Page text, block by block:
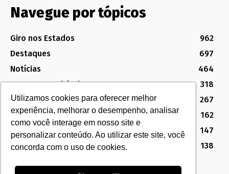
Utilizamos cookies para oferecer melhor
experiência, melhorar o desempenho, analisar
como você interage em nosso site e
personalizar conteúdo. Ao utilizar este site, você
concorda com o uso de cookies.
Navegue por tópicos
Giro nos Estados
962
Destaques
697
Notícias
464
Assuntos Legislativos
318
Política Sindical e Institucional
267
Destaques do Legislativo
162
Notícias do Congresso
147
MG
138